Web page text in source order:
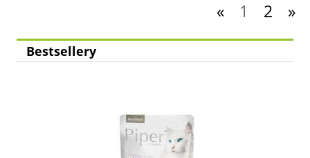
« 1 2 »
Bestsellery